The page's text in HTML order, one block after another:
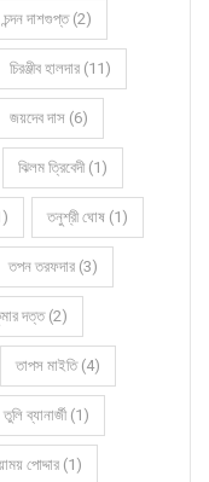
চন্দন দাশগুপ্ত (2)
চিরঞ্জীব হালদার (11)
জয়দেব দাস (6)
ঝিলম ত্রিবেদী (1)
তনুশ্রী ঘোষ (1)
তপন তরফদার (3)
দত্ত (2)
তাপস মাইতি (4)
তুলি ব্যানার্জী (1)
পোদ্দার (1)